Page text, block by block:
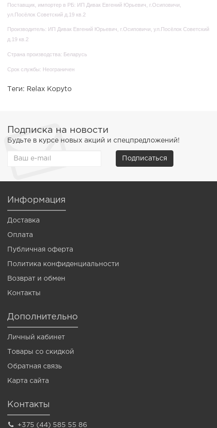
Поставщик, импортер в РБ: ИП Дивак Евгений Юрьевич, г.Осиповичи,
ул.Посёлок Советский д.19 кв.2
Производитель: ИП Дивак Евгений Юрьевич, г.Осиповичи, ул.Посёлок Советский
д.19 кв.2
Страна производства: Беларусь
Срок службы: Неограничен
Теги: Relax Kopyto
Подписка на новости
Будьте в курсе новых акций и спецпредложений!
Подписаться
Информация
Доставка
Оплата
Публичная оферта
Политика конфиденциальности
Возврат и обмен
Контакты
Дополнительно
Личный кабинет
Товары со скидкой
Обратная связь
Карта сайта
Контакты
+375 (44) 585 55 86